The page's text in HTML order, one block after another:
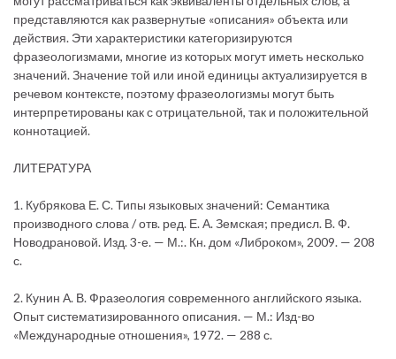
представляются как развернутые «описания» объекта или
действия. Эти характеристики категоризируются
фразеологизмами, многие из которых могут иметь несколько
значений. Значение той или иной единицы актуализируется в
речевом контексте, поэтому фразеологизмы могут быть
интерпретированы как с отрицательной, так и положительной
коннотацией.
ЛИТЕРАТУРА
1. Кубрякова Е. С. Типы языковых значений: Семантика
производного слова / отв. ред. Е. А. Земская; предисл. В. Ф.
Новодрановой. Изд. 3-е. — М.:. Кн. дом «Либроком», 2009. — 208
с.
2. Кунин А. В. Фразеология современного английского языка.
Опыт систематизированного описания. — М.: Изд-во
«Международные отношения», 1972. — 288 с.